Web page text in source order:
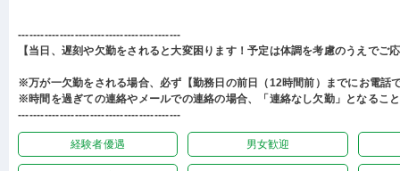
-------------------------------------------
【当日、遅刻や欠勤をされると大変困ります！予定は体調を考慮のうえでご
※万が一欠勤をされる場合、必ず【勤務日の前日（12時間前）までにお電話
※時間を過ぎての連絡やメールでの連絡の場合、「連絡なし欠勤」となるこ
-------------------------------------------
経験者優遇 男女歓迎